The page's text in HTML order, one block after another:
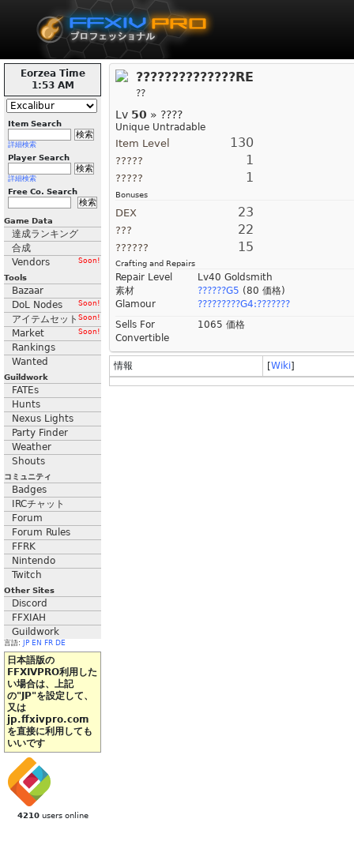
Eorzea Time
1:53 AM
Item Search
詳細検索
Player Search
詳細検索
Free Co. Search
Game Data
達成ランキング
合成
Vendors
Soon!
Tools
Bazaar
DoL Nodes
Soon!
アイテムセット Soon!
Market Soon!
Rankings
Wanted
Guildwork
FATEs
Hunts
Nexus Lights
Party Finder
Weather
Shouts
コミュニティ
Badges
IRCチャット
Forum
Forum Rules
FFRK
Nintendo
Twitch
Other Sites
Discord
FFXIAH
Guildwork
言語: JP EN FR DE
日本語版の
FFXIVPRO利用した
い場合は、上記
の"JP"を設定して、
又は
jp.ffxivpro.com
を直接に利用しても
いいです
4210users online
??????????????RE
??
Lv 50 » ????
Unique Untradable
Item Level 130
????? 1
????? 1
Bonuses
DEX 23
??? 22
?????? 15
Crafting and Repairs
Repair Level
Lv40 Goldsmith
素材
??????G5 (80 価格)
Glamour
?????????G4:???????
Sells For
1065 価格
Convertible
情報 [Wiki]